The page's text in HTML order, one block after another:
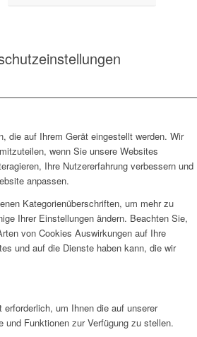
die auf Ihrem Gerät eingestellt werden. Wir
wenn Sie unsere Websites
Ihre Nutzererfahrung verbessern und
anpassen.
Kategorienüberschriften, um mehr zu
Ihrer Einstellungen ändern. Beachten Sie,
von Cookies Auswirkungen auf Ihre
und auf die Dienste haben kann, die wir
um Ihnen die auf unserer
und Funktionen zur Verfügung zu stellen.